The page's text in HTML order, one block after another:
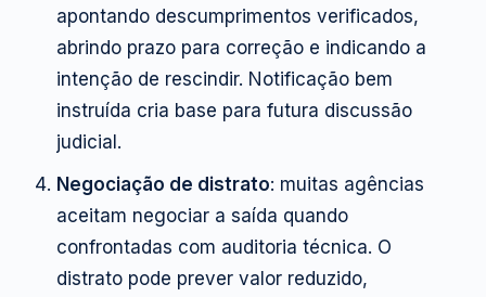
apontando descumprimentos verificados,
abrindo prazo para correção e indicando a
intenção de rescindir. Notificação bem
instruída cria base para futura discussão
judicial.
Negociação de distrato: muitas agências
aceitam negociar a saída quando
confrontadas com auditoria técnica. O
distrato pode prever valor reduzido,